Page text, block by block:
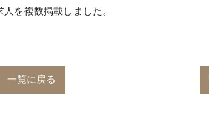
を複数掲載しました。
一覧に戻る